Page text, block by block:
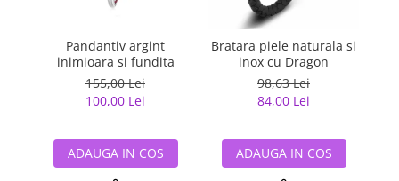
Bijuterii argint placat cu aur
Bijuterii gotice si rock
Bijuterii Handmade
Bijuterii fantezie
Bijuterii tungsten
Pandantiv argint
inimioara si fundita
155,00 Lei
100,00 Lei
ADAUGA IN COS
Bratara piele naturala si
inox cu Dragon
98,63 Lei
84,00 Lei
ADAUGA IN COS